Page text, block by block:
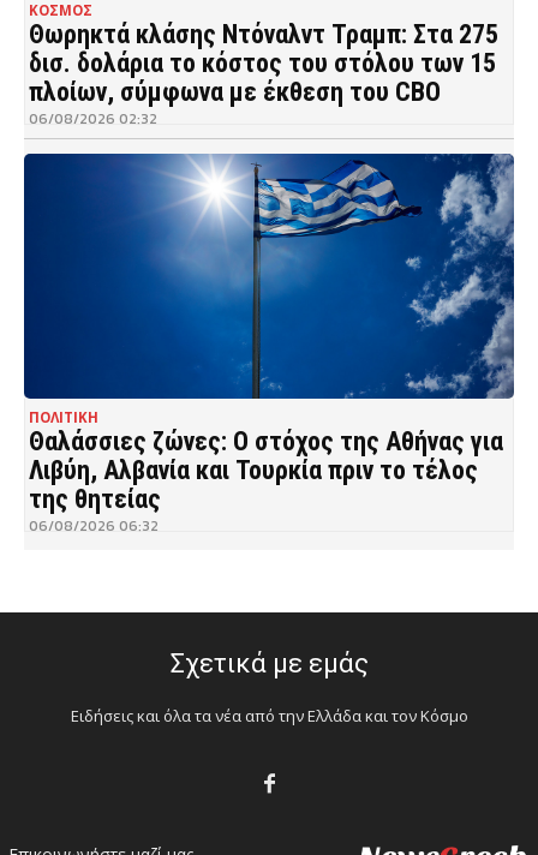
ΚΟΣΜΟΣ
Θωρηκτά κλάσης Ντόναλντ Τραμπ: Στα 275
δισ. δολάρια το κόστος του στόλου των 15
πλοίων, σύμφωνα με έκθεση του CBO
06/08/2026 02:32
ΠΟΛΙΤΙΚΗ
Θαλάσσιες ζώνες: Ο στόχος της Αθήνας για
Λιβύη, Αλβανία και Τουρκία πριν το τέλος
της θητείας
06/08/2026 06:32
Σχετικά με εμάς
Ειδήσεις και όλα τα νέα από την Ελλάδα και τον Κόσμο